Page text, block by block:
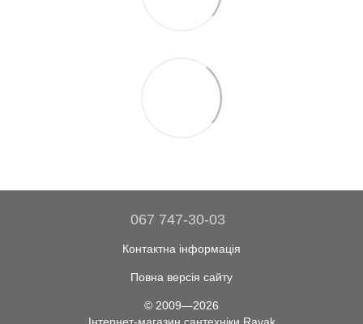
067 747-30-03
Контактна інформація
Повна версія сайту
© 2009—2026